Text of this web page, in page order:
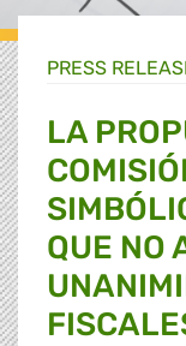
PRESS
LA
QUE NO